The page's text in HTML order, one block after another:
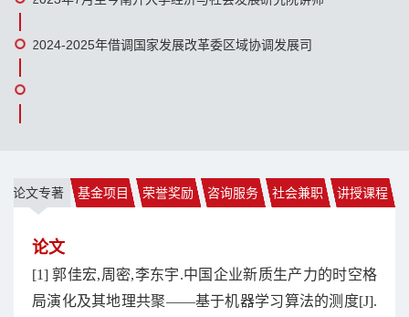
2024-2025年借调国家发展改革委区域协调发展司
论文专著 基金项目 荣誉奖励 咨询服务 社会兼职 讲授课程
论文
[1] 郭佳宏,周密,李东宇.中国企业新质生产力的时空格
局演化及其地理共聚——基于机器学习算法的测度[J].